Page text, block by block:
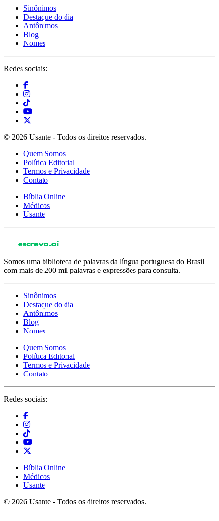
Sinônimos
Destaque do dia
Antônimos
Blog
Nomes
Redes sociais:
© 2026 Usante - Todos os direitos reservados.
Quem Somos
Política Editorial
Termos e Privacidade
Contato
Bíblia Online
Médicos
Usante
Somos uma biblioteca de palavras da língua portuguesa do Brasil
com mais de 200 mil palavras e expressões para consulta.
Sinônimos
Destaque do dia
Antônimos
Blog
Nomes
Quem Somos
Política Editorial
Termos e Privacidade
Contato
Redes sociais:
Bíblia Online
Médicos
Usante
© 2026 Usante - Todos os direitos reservados.